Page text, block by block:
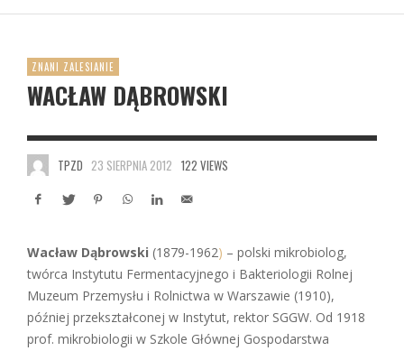
ZNANI ZALESIANIE
WACŁAW DĄBROWSKI
TPZD 23 SIERPNIA 2012 122 VIEWS
Wacław Dąbrowski (1879-1962) – polski mikrobiolog,
twórca Instytutu Fermentacyjnego i Bakteriologii Rolnej
Muzeum Przemysłu i Rolnictwa w Warszawie (1910),
później przekształconej w Instytut, rektor SGGW. Od 1918
prof. mikrobiologii w Szkole Głównej Gospodarstwa